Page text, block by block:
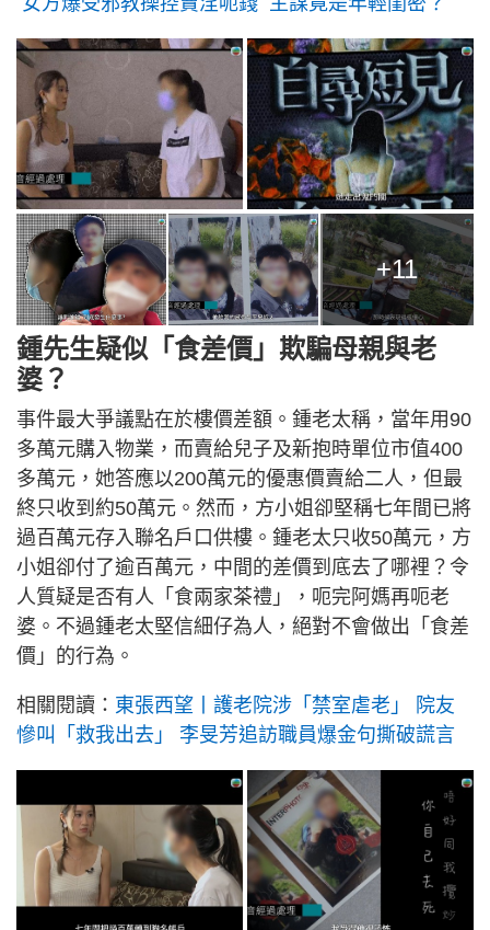
+11
鍾先生疑似「食差價」欺騙母親與老
婆？
事件最大爭議點在於樓價差額。鍾老太稱，當年用90
多萬元購入物業，而賣給兒子及新抱時單位市值400
多萬元，她答應以200萬元的優惠價賣給二人，但最
終只收到約50萬元。然而，方小姐卻堅稱七年間已將
過百萬元存入聯名戶口供樓。鍾老太只收50萬元，方
小姐卻付了逾百萬元，中間的差價到底去了哪裡？令
人質疑是否有人「食兩家茶禮」，呃完阿媽再呃老
婆。不過鍾老太堅信細仔為人，絕對不會做出「食差
價」的行為。
相關閱讀： 東張西望丨護老院涉「禁室虐老」 院友
慘叫「救我出去」 李旻芳追訪職員爆金句撕破謊言